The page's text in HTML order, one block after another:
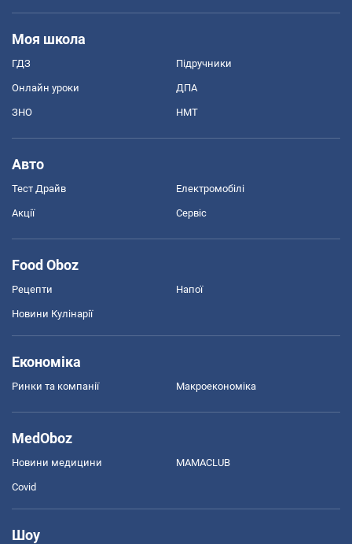
Моя школа
ГДЗ Підручники
Онлайн уроки ДПА
ЗНО НМТ
Авто
Тест Драйв Електромобілі
Акції Сервіс
Food Oboz
Рецепти Напої
Новини Кулінарії
Економіка
Ринки та компанії Макроекономіка
MedOboz
Новини медицини MAMACLUB
Covid
Шоу